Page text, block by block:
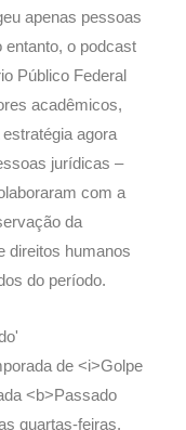
apenas pessoas
o podcast
Público Federal
acadêmicos,
agora
jurídicas –
com a
da
direitos humanos
do período.
de <i>Golpe
<b>Passado
quartas-feiras.